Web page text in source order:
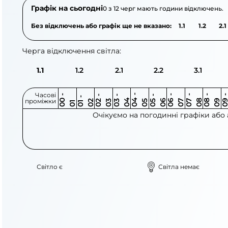
Графік на сьогодні0 з 12 черг мають години відключень.
Без відключень або графік ще не вказано: 1.1 1.2 2.1
Черга відключення світла:
1.1 1.2 2.1 2.2 3.1
Часові
проміжки 0
0
-
0 1 0
1
-
0 2 0 2
-
0 3 0 3
-
0 4 0 4
-
0 5 0 5
-
0 6 0 6
-
0 7 0 7
-
0 8 0 8
-
0 9 0
9
-
1
Очікуємо на погодинні графіки
Світло є Світла немає